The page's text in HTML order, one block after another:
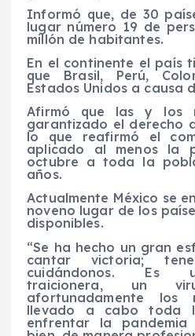
Informó que, de 30
lugar número 19 de
millón de habitantes.
En el continente el país
que Brasil, Perú,
Estados Unidos a causa
Afirmó que las y los
garantizado el derecho
lo que reafirmó el
aplicado al menos la
octubre a toda la
años.
Actualmente México se
noveno lugar de los
disponibles.
“Se ha hecho un gran
cantar victoria;
cuidándonos. Es
traicionera, un
afortunadamente los
llevado a cabo toda
enfrentar la